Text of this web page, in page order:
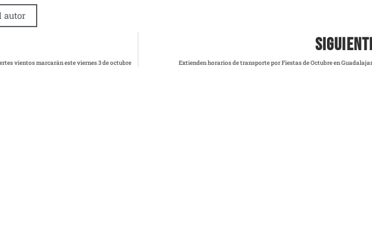
autor
vientos marcarán este viernes 3 de octubre Extienden horarios de transporte por Fiestas de Octubre en